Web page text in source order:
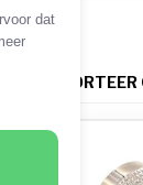
dat
SORTEER